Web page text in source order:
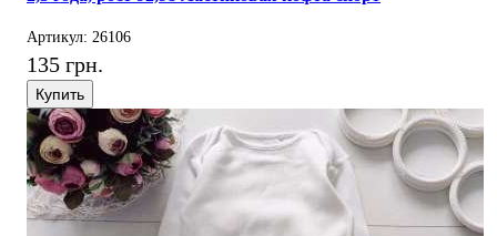
Артикул: 26106
135 грн.
Купить